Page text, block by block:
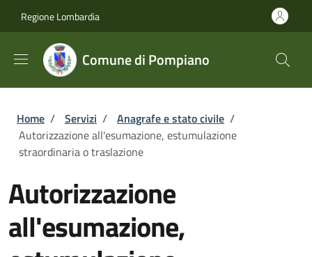
Regione Lombardia
Comune di Pompiano
Briciole di pane
Home / Servizi / Anagrafe e stato civile /
Autorizzazione all'esumazione, estumulazione
straordinaria o traslazione
Autorizzazione
all'esumazione,